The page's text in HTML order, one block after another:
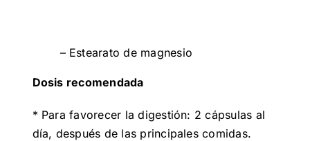
– Estearato de magnesio
Dosis recomendada
* Para favorecer la digestión: 2 cápsulas al
día, después de las principales comidas.